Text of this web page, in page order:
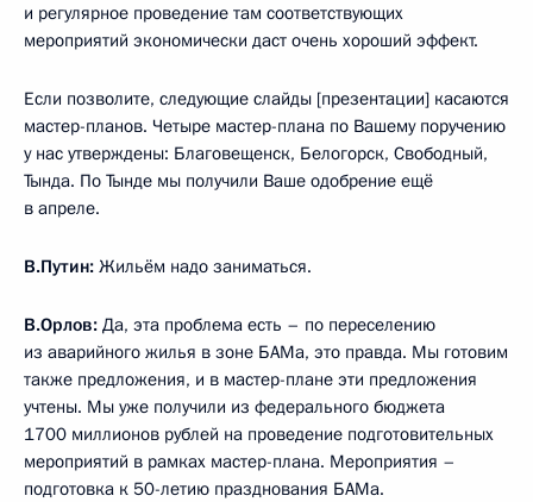
и регулярное проведение там соответствующих
мероприятий экономически даст очень хороший эффект.
Если позволите, следующие слайды [презентации] касаются
мастер-планов. Четыре мастер-плана по Вашему поручению
у нас утверждены: Благовещенск, Белогорск, Свободный,
Тында. По Тынде мы получили Ваше одобрение ещё
в апреле.
В.Путин: Жильём надо заниматься.
В.Орлов: Да, эта проблема есть – по переселению
из аварийного жилья в зоне БАМа, это правда. Мы готовим
также предложения, и в мастер-плане эти предложения
учтены. Мы уже получили из федерального бюджета
1700 миллионов рублей на проведение подготовительных
мероприятий в рамках мастер-плана. Мероприятия –
подготовка к 50-летию празднования БАМа.